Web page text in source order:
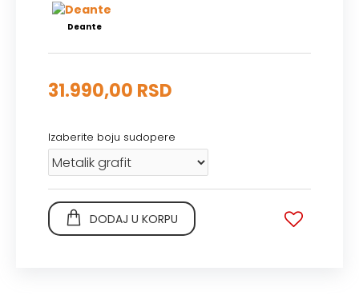
Deante
31.990,00 RSD
Izaberite boju sudopere
DODAJ U KORPU